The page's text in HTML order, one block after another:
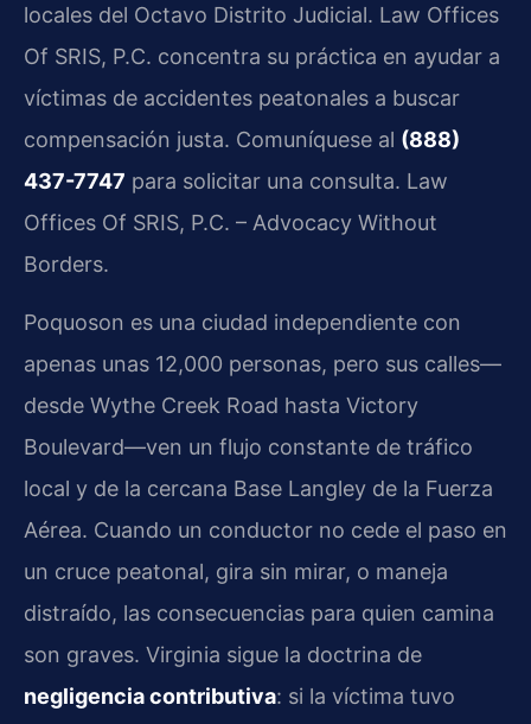
locales del Octavo Distrito Judicial. Law Offices
Of SRIS, P.C. concentra su práctica en ayudar a
víctimas de accidentes peatonales a buscar
compensación justa. Comuníquese al (888)
437-7747 para solicitar una consulta. Law
Offices Of SRIS, P.C. – Advocacy Without
Borders.
Poquoson es una ciudad independiente con
apenas unas 12,000 personas, pero sus calles—
desde Wythe Creek Road hasta Victory
Boulevard—ven un flujo constante de tráfico
local y de la cercana Base Langley de la Fuerza
Aérea. Cuando un conductor no cede el paso en
un cruce peatonal, gira sin mirar, o maneja
distraído, las consecuencias para quien camina
son graves. Virginia sigue la doctrina de
negligencia contributiva: si la víctima tuvo